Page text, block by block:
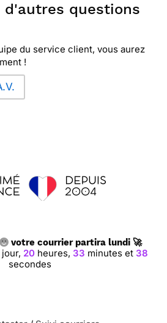
d'autres questions
du service client, vous aurez
!
votre courrier partira lundi 🚀
jour, 20 heures, 33 minutes et 38
secondes